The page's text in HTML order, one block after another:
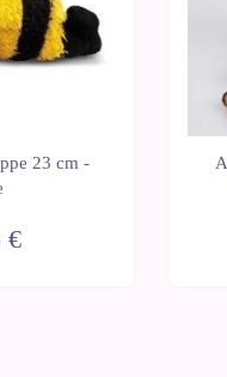
23 cm -
€